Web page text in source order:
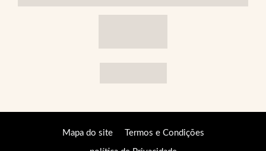
Mapa do site Termos e Condições